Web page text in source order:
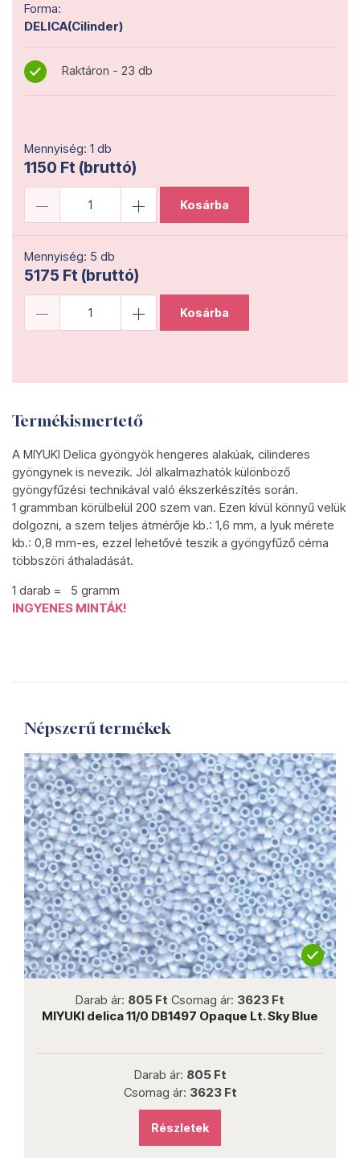
Forma:
DELICA(Cilinder)
Raktáron - 23 db
Mennyiség: 1 db
1150 Ft (bruttó)
Kosárba
Mennyiség: 5 db
5175 Ft (bruttó)
Kosárba
Termékismertető
A MIYUKI Delica gyöngyök hengeres alakúak, cilinderes
gyöngynek is nevezik. Jól alkalmazhatók különböző
gyöngyfűzési technikával való ékszerkészítés során.
1 grammban körülbelül 200 szem van. Ezen kívül könnyű velük
dolgozni, a szem teljes átmérője kb.: 1,6 mm, a lyuk mérete
kb.: 0,8 mm-es, ezzel lehetővé teszik a gyöngyfűző cérna
többszöri áthaladását.
1 darab = 5 gramm
INGYENES MINTÁK!
Népszerű termékek
Darab ár: 805 Ft Csomag ár: 3623 Ft
MIYUKI delica 11/0 DB1497 Opaque Lt. Sky Blue
Darab ár: 805 Ft
Csomag ár: 3623 Ft
Részletek